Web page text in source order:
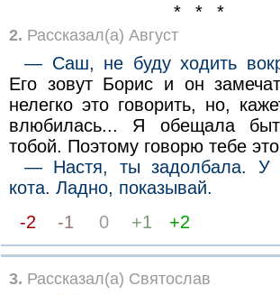
* * *
2. Рассказал(а) Август
— Саш, не буду ходить
Его зовут Борис и он
нелегко это говорить, но,
влюбилась... Я обещала
тобой. Поэтому говорю тебе
— Настя, ты задолбaлa. У
кота. Ладно, показывaй.
-2
-1 0 +1 +2
3. Рассказал(а) Святослав